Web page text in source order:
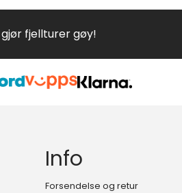
gjør fjellturer gøy!
Info
Forsendelse og retur